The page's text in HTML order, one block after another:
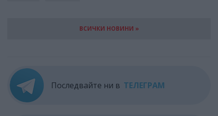
ВСИЧКИ НОВИНИ »
Последвайте ни в ТЕЛЕГРАМ